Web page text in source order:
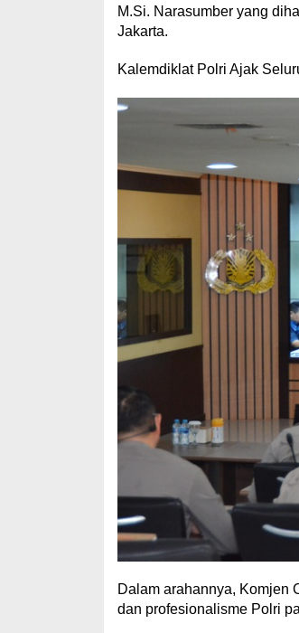
M.Si. Narasumber yang
Jakarta.
Kalemdiklat Polri Ajak
Dalam arahannya, Komjen
dan profesionalisme Polri